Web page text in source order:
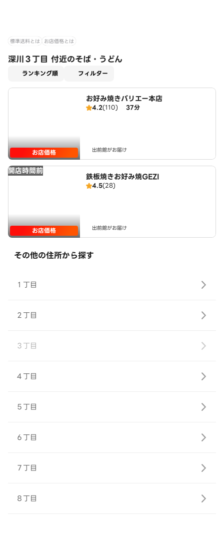
標準送料とは お店価格とは
深川３丁目 付近のそば・うどん
ランキング順 フィルター
お店価格
お好み焼きバリエー本店
4.2(110) 37分
出前館がお届け
開店時間前
お店価格
鉄板焼きお好み焼GEZI
4.5(28)
出前館がお届け
その他の住所から探す
１丁目
２丁目
３丁目
４丁目
５丁目
６丁目
７丁目
８丁目